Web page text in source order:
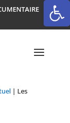
| Les